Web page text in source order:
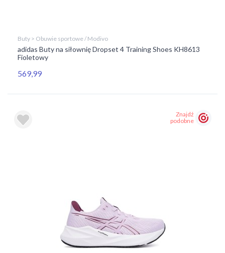
Buty > Obuwie sportowe / Modivo
adidas Buty na siłownię Dropset 4 Training Shoes KH8613
Fioletowy
569,99
Znajdź
podobne